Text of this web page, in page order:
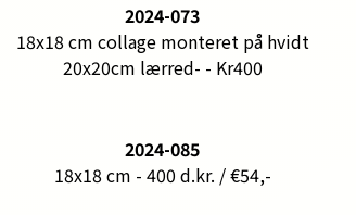
2024-073
18x18 cm collage monteret på hvidt
20x20cm lærred- - Kr400
2024-085
18x18 cm - 400 d.kr. / €54,-